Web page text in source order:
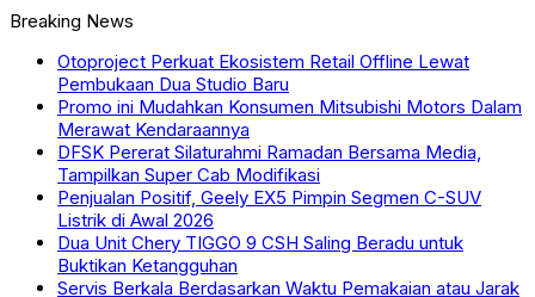
Breaking News
Otoproject Perkuat Ekosistem Retail Offline Lewat
Pembukaan Dua Studio Baru
Promo ini Mudahkan Konsumen Mitsubishi Motors Dalam
Merawat Kendaraannya
DFSK Pererat Silaturahmi Ramadan Bersama Media,
Tampilkan Super Cab Modifikasi
Penjualan Positif, Geely EX5 Pimpin Segmen C-SUV
Listrik di Awal 2026
Dua Unit Chery TIGGO 9 CSH Saling Beradu untuk
Buktikan Ketangguhan
Servis Berkala Berdasarkan Waktu Pemakaian atau Jarak